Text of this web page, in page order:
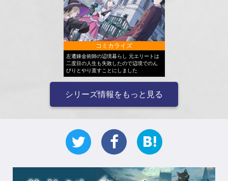
コミカライズ
左遷錬金術師の辺境暮らし 元エリートは
二度目の人生も失敗したので辺境でのん
びりとやり直すことにしました
シリーズ情報をもっと見る